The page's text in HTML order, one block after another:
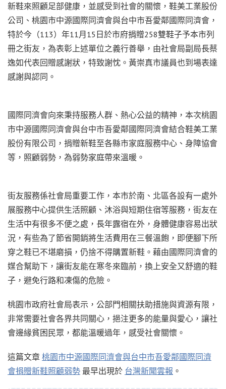
新鞋來照顧足部健康，並感受到社會的關懷，鞋美工業股份
公司、桃園市中源國際同濟會與台中市吾愛鄰國際同濟會，
特於今（113）年11月15日於市府捐贈258雙鞋子予本市列
冊之街友，為表彰上述單位之義行善舉，由社會局副局長蔡
逸如代表回贈感謝狀，特致謝忱。黃崇真市議員也到場表達
感謝與認同。
國際同濟會向來秉持服務人群、熱心公益的精神，本次桃園
市中源國際同濟會與台中市吾愛鄰國際同濟會結合鞋美工業
股份有限公司，捐贈新鞋至各縣市家庭服務中心、身障協會
等，照顧弱勢，為弱勢家庭帶來溫暖。
街友服務係社會局重要工作，本市於南、北區各設有一處外
展服務中心提供生活照顧、沐浴與短期住宿等服務，街友在
生活中有很多不便之處，長年露宿在外，身體健康容易出狀
況，有些為了節省開銷將生活費用在三餐溫飽，即便腳下所
穿之鞋已不堪磨損，仍捨不得購置新鞋。藉由國際同濟會的
媒合幫助下，讓街友能在寒冬來臨前，換上安全又舒適的鞋
子，避免行路和凍傷的危險。
桃園市政府社會局表示，公部門相關扶助措施與資源有限，
非常需要社會各界共同關心，挹注更多的能量與愛心，讓社
會邊緣貧困民眾，都能溫暖過年，感受社會關懷。
這篇文章 桃園市中源國際同濟會與台中市吾愛鄰國際同濟
會捐贈新鞋照顧弱勢 最早出現於 台灣新聞雲報 。